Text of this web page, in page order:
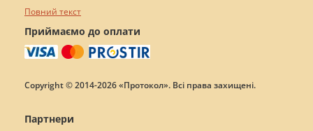
Повний текст
Приймаємо до оплати
Copyright © 2014-2026 «Протокол». Всі права захищені.
Партнери